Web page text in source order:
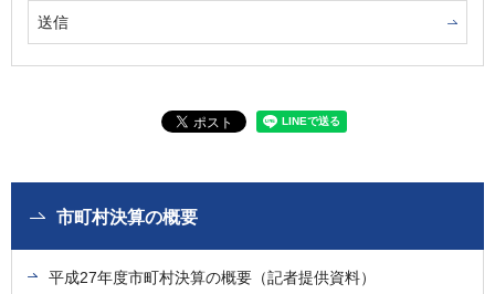
市町村決算の概要
平成27年度市町村決算の概要（記者提供資料）